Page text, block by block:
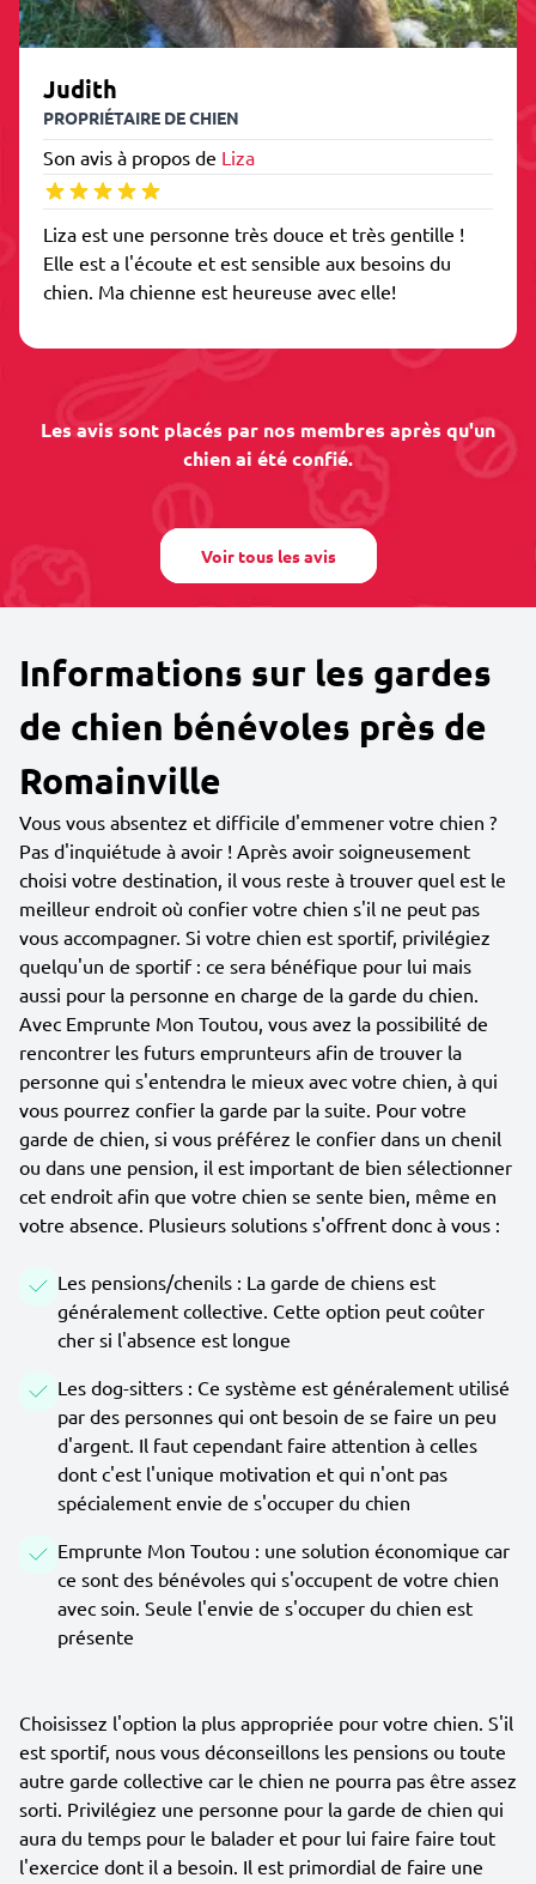
Judith
PROPRIÉTAIRE DE CHIEN
Son avis à propos de Liza
Liza est une personne très douce et très gentille !
Elle est a l'écoute et est sensible aux besoins du
chien. Ma chienne est heureuse avec elle!
Les avis sont placés par nos membres après qu'un
chien ai été confié.
Voir tous les avis
Informations sur les gardes
de chien bénévoles près de
Romainville
Vous vous absentez et difficile d'emmener votre chien ?
Pas d'inquiétude à avoir ! Après avoir soigneusement
choisi votre destination, il vous reste à trouver quel est le
meilleur endroit où confier votre chien s'il ne peut pas
vous accompagner. Si votre chien est sportif, privilégiez
quelqu'un de sportif : ce sera bénéfique pour lui mais
aussi pour la personne en charge de la garde du chien.
Avec Emprunte Mon Toutou, vous avez la possibilité de
rencontrer les futurs emprunteurs afin de trouver la
personne qui s'entendra le mieux avec votre chien, à qui
vous pourrez confier la garde par la suite. Pour votre
garde de chien, si vous préférez le confier dans un chenil
ou dans une pension, il est important de bien sélectionner
cet endroit afin que votre chien se sente bien, même en
votre absence. Plusieurs solutions s'offrent donc à vous :
Les pensions/chenils : La garde de chiens est
généralement collective. Cette option peut coûter
cher si l'absence est longue
Les dog-sitters : Ce système est généralement utilisé
par des personnes qui ont besoin de se faire un peu
d'argent. Il faut cependant faire attention à celles
dont c'est l'unique motivation et qui n'ont pas
spécialement envie de s'occuper du chien
Emprunte Mon Toutou : une solution économique car
ce sont des bénévoles qui s'occupent de votre chien
avec soin. Seule l'envie de s'occuper du chien est
présente
Choisissez l'option la plus appropriée pour votre chien. S'il
est sportif, nous vous déconseillons les pensions ou toute
autre garde collective car le chien ne pourra pas être assez
sorti. Privilégiez une personne pour la garde de chien qui
aura du temps pour le balader et pour lui faire faire tout
l'exercice dont il a besoin. Il est primordial de faire une